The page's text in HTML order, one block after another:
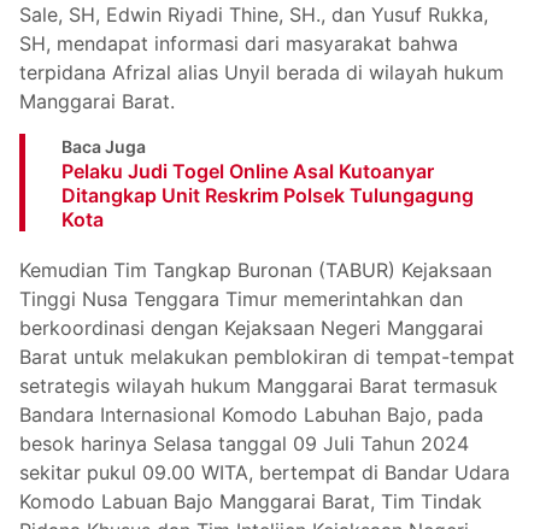
Sale, SH, Edwin Riyadi Thine, SH., dan Yusuf Rukka,
SH, mendapat informasi dari masyarakat bahwa
terpidana Afrizal alias Unyil berada di wilayah hukum
Manggarai Barat.
Baca Juga
Pelaku Judi Togel Online Asal Kutoanyar
Ditangkap Unit Reskrim Polsek Tulungagung
Kota
Kemudian Tim Tangkap Buronan (TABUR) Kejaksaan
Tinggi Nusa Tenggara Timur memerintahkan dan
berkoordinasi dengan Kejaksaan Negeri Manggarai
Barat untuk melakukan pemblokiran di tempat-tempat
setrategis wilayah hukum Manggarai Barat termasuk
Bandara Internasional Komodo Labuhan Bajo, pada
besok harinya Selasa tanggal 09 Juli Tahun 2024
sekitar pukul 09.00 WITA, bertempat di Bandar Udara
Komodo Labuan Bajo Manggarai Barat, Tim Tindak